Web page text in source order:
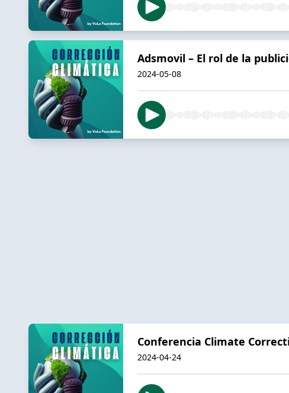
Adsmovil – El rol de la
2024-05-08
Conferencia Climate
2024-04-24